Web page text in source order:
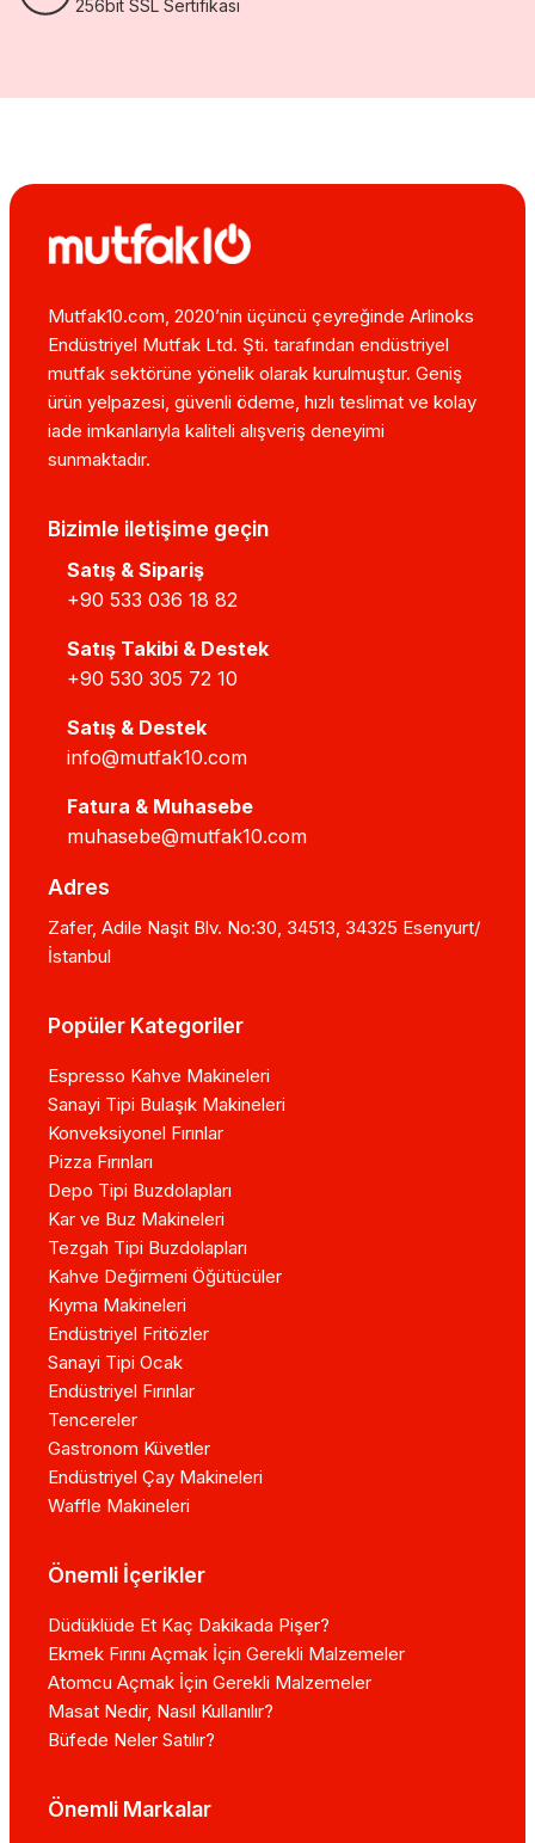
256bit SSL Sertifikası
Mutfak10.com, 2020’nin üçüncü çeyreğinde Arlinoks
Endüstriyel Mutfak Ltd. Şti. tarafından endüstriyel
mutfak sektörüne yönelik olarak kurulmuştur. Geniş
ürün yelpazesi, güvenli ödeme, hızlı teslimat ve kolay
iade imkanlarıyla kaliteli alışveriş deneyimi
sunmaktadır.
Bizimle iletişime geçin
Satış & Sipariş
+90 533 036 18 82
Satış Takibi & Destek
+90 530 305 72 10
Satış & Destek
info@mutfak10.com
Fatura & Muhasebe
muhasebe@mutfak10.com
Adres
Zafer, Adile Naşit Blv. No:30, 34513, 34325 Esenyurt/
İstanbul
Popüler Kategoriler
Espresso Kahve Makineleri
Sanayi Tipi Bulaşık Makineleri
Konveksiyonel Fırınlar
Pizza Fırınları
Depo Tipi Buzdolapları
Kar ve Buz Makineleri
Tezgah Tipi Buzdolapları
Kahve Değirmeni Öğütücüler
Kıyma Makineleri
Endüstriyel Fritözler
Sanayi Tipi Ocak
Endüstriyel Fırınlar
Tencereler
Gastronom Küvetler
Endüstriyel Çay Makineleri
Waffle Makineleri
Önemli İçerikler
Düdüklüde Et Kaç Dakikada Pişer?
Ekmek Fırını Açmak İçin Gerekli Malzemeler
Atomcu Açmak İçin Gerekli Malzemeler
Masat Nedir, Nasıl Kullanılır?
Büfede Neler Satılır?
Önemli Markalar